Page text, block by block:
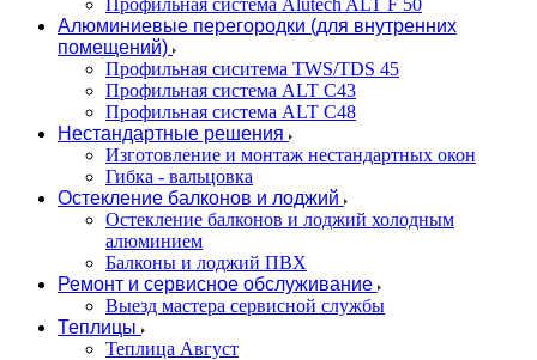
Профильная система Alutech ALT F 50
Алюминиевые перегородки (для внутренних
помещений)
Профильная сиситема TWS/TDS 45
Профильная система ALT C43
Профильная система ALT C48
Нестандартные решения
Изготовление и монтаж нестандартных окон
Гибка - вальцовка
Остекление балконов и лоджий
Остекление балконов и лоджий холодным
алюминием
Балконы и лоджий ПВХ
Ремонт и сервисное обслуживание
Выезд мастера сервисной службы
Теплицы
Теплица Август